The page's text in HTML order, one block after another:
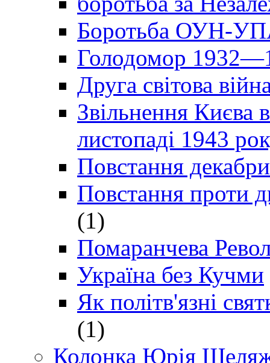
Боротьба ОУН-УПА
Голодомор
Друга світова
Звільнення Києва
листопаді 1943
Повстання
Повстання проти
(1)
Помаранчева
Україна без Кучми
Як політв'язні
(1)
Колонка Юрія